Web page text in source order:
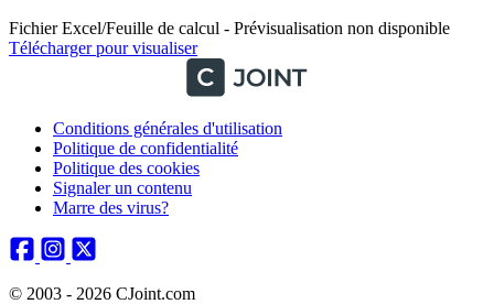
Fichier Excel/Feuille de calcul - Prévisualisation non disponible
Télécharger pour visualiser
Conditions générales d'utilisation
Politique de confidentialité
Politique des cookies
Signaler un contenu
Marre des virus?
© 2003 - 2026 CJoint.com